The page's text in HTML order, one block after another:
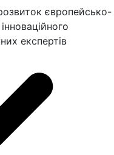
європейсько-
експертів